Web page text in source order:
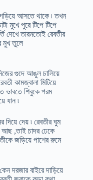
আসতে থাকে ৷ তখন
মুখে পুরে টিপে টিপে
দেখে তারমতোই রেবতীর
মুখ তুলে
গুদে আঙুল চালিয়ে
কামজ্বালা মিটিয়ে
ভাবতে শিবুকে পরম
যান ৷
দেয় ৷ রেবতীর ঘুম
আছ ,তাই চাদর ঢেকে
জড়িয়ে পাশের রুমে
দরজার বাইরে দাড়িয়ে